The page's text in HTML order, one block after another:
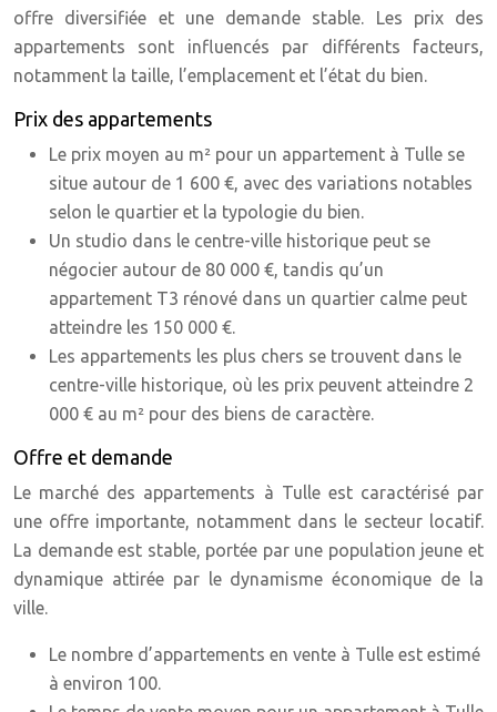
offre diversifiée et une demande stable. Les prix des
appartements sont influencés par différents facteurs,
notamment la taille, l’emplacement et l’état du bien.
Prix des appartements
Le prix moyen au m² pour un appartement à Tulle se
situe autour de 1 600 €, avec des variations notables
selon le quartier et la typologie du bien.
Un studio dans le centre-ville historique peut se
négocier autour de 80 000 €, tandis qu’un
appartement T3 rénové dans un quartier calme peut
atteindre les 150 000 €.
Les appartements les plus chers se trouvent dans le
centre-ville historique, où les prix peuvent atteindre 2
000 € au m² pour des biens de caractère.
Offre et demande
Le marché des appartements à Tulle est caractérisé par
une offre importante, notamment dans le secteur locatif.
La demande est stable, portée par une population jeune et
dynamique attirée par le dynamisme économique de la
ville.
Le nombre d’appartements en vente à Tulle est estimé
à environ 100.